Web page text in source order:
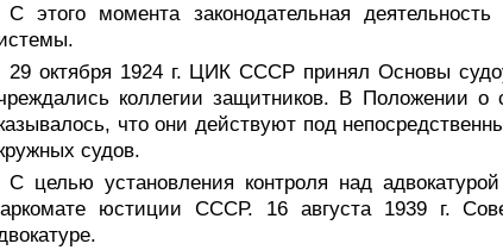
С этого момента законодательная
29 октября 1924 г. ЦИК СССР принял Основы
коллегии защитников. В Положении
что они действуют под
судов.
С целью установления контроля над
юстиции СССР. 16 августа 1939 г.